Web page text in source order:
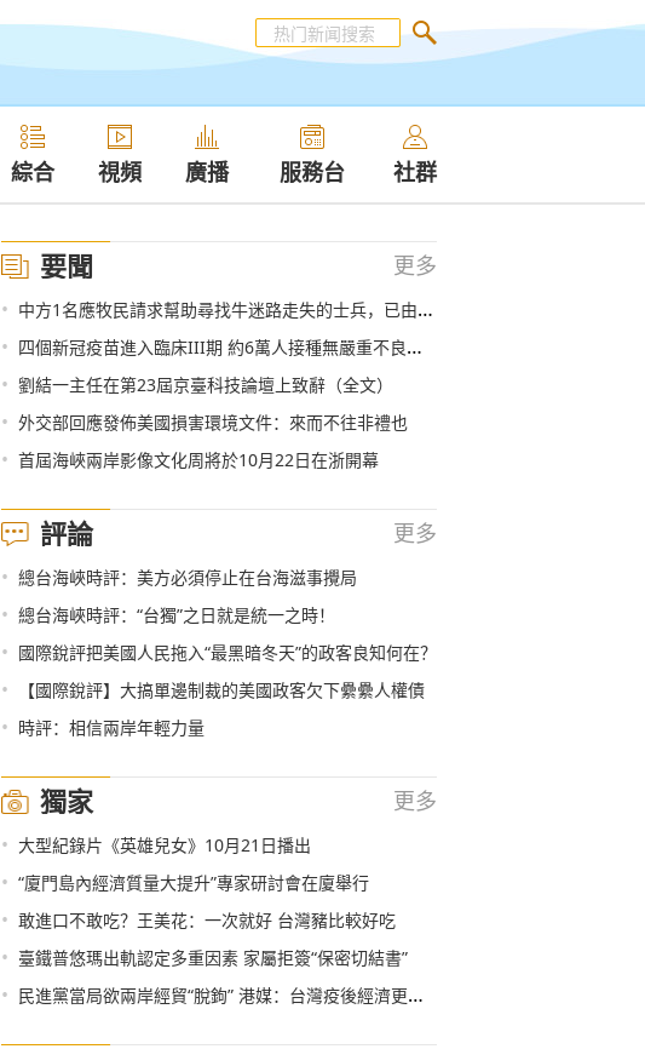
綜合 視頻 廣播 服務台 社群
要聞 更多
• 中方1名應牧民請求幫助尋找牛迷路走失的士兵，已由印方于10月21日淩晨移交中國邊防部隊
• 四個新冠疫苗進入臨床III期 約6萬人接種無嚴重不良反應
• 劉結一主任在第23屆京臺科技論壇上致辭（全文）
• 外交部回應發佈美國損害環境文件：來而不往非禮也
• 首屆海峽兩岸影像文化周將於10月22日在浙開幕
評論 更多
• 總台海峽時評：美方必須停止在台海滋事攪局
• 總台海峽時評：“台獨”之日就是統一之時！
• 國際銳評把美國人民拖入“最黑暗冬天”的政客良知何在？
• 【國際銳評】大搞單邊制裁的美國政客欠下纍纍人權債
• 時評：相信兩岸年輕力量
獨家 更多
• 大型紀錄片《英雄兒女》10月21日播出
• “廈門島內經濟質量大提升”專家研討會在廈舉行
• 敢進口不敢吃？王美花：一次就好 台灣豬比較好吃
• 臺鐵普悠瑪出軌認定多重因素 家屬拒簽“保密切結書”
• 民進黨當局欲兩岸經貿“脫鉤” 港媒：台灣疫後經濟更需大陸